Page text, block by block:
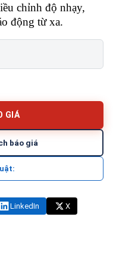
chỉnh độ nhạy,
động từ xa.
GIÁ
báo giá
LinkedIn
X